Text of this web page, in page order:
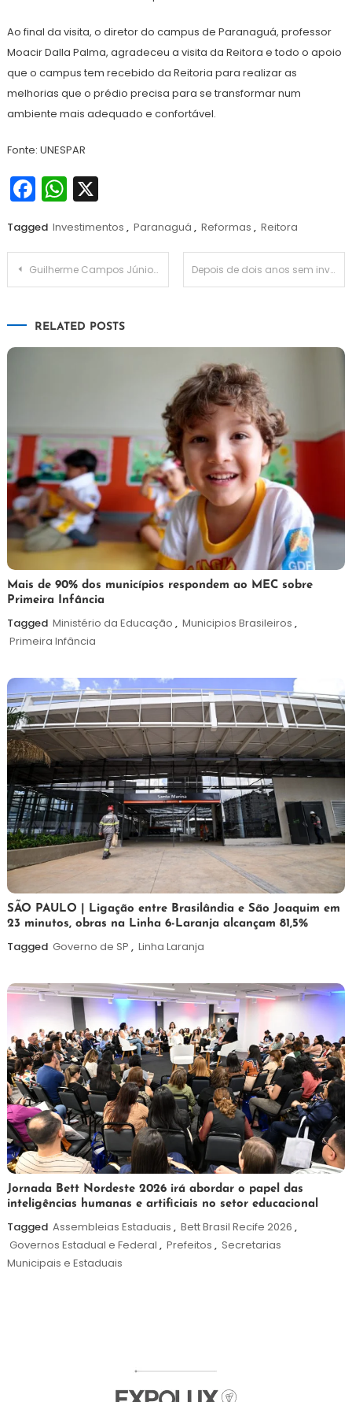
Ao final da visita, o diretor do campus de Paranaguá, professor
Moacir Dalla Palma, agradeceu a visita da Reitora e todo o apoio
que o campus tem recebido da Reitoria para realizar as
melhorias que o prédio precisa para se transformar num
ambiente mais adequado e confortável.
Fonte: UNESPAR
Facebook
WhatsApp
X
Tagged Investimentos , Paranaguá , Reformas , Reitora
Navegação
Guilherme Campos Júnior foi nomeado como secretário de Política Agrícola da Agricultura Depois de dois anos sem investimentos, prefeitura comenta propostas inscritas em editais de fomento à cultura
RELATED POSTS
25
de
maio
de
Maurilio
Mais de 90% dos municípios respondem ao MEC sobre
Primeira Infância
Tagged Ministério da Educação , Municipios Brasileiros ,
Primeira Infância
19
de
maio
Maurilio
SÃO PAULO | Ligação entre Brasilândia e São Joaquim em
23 minutos, obras na Linha 6-Laranja alcançam 81,5%
Tagged Governo de SP , Linha Laranja
19
de
maio
de
2026
Maurilio
Jornada Bett Nordeste 2026 irá abordar o papel das
inteligências humanas e artificiais no setor educacional
Tagged Assembleias Estaduais , Bett Brasil Recife 2026 ,
Governos Estadual e Federal , Prefeitos , Secretarias
Municipais e Estaduais